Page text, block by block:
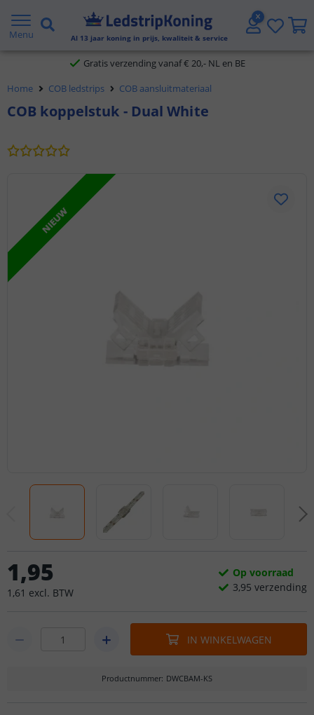
Menu Al 13 jaar koning in prijs, kwaliteit & service
5 jaar garantie
Gratis verzending vanaf € 20,- NL en BE
Klantbeoordeling 9.1
Home COB ledstrips COB aansluitmateriaal
COB koppelstuk - Dual White
NIEUW
1,95
1 ,61 excl. BTW
Op voorraad
3,95 verzending
IN WINKELWAGEN
Productnummer: DWCBAM-KS